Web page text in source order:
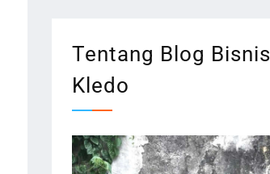
Tentang Blog Bisnis
Kledo